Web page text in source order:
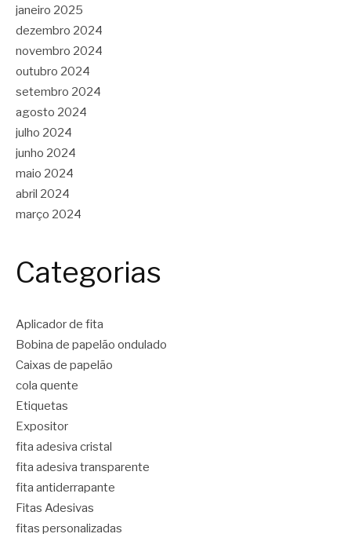
janeiro 2025
dezembro 2024
novembro 2024
outubro 2024
setembro 2024
agosto 2024
julho 2024
junho 2024
maio 2024
abril 2024
março 2024
Categorias
Aplicador de fita
Bobina de papelão ondulado
Caixas de papelão
cola quente
Etiquetas
Expositor
fita adesiva cristal
fita adesiva transparente
fita antiderrapante
Fitas Adesivas
fitas personalizadas